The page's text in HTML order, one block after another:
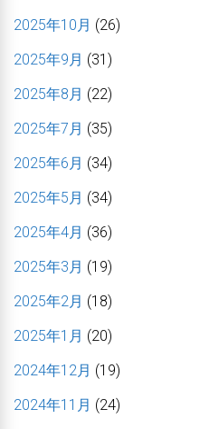
2025年10月 (26)
2025年9月 (31)
2025年8月 (22)
2025年7月 (35)
2025年6月 (34)
2025年5月 (34)
2025年4月 (36)
2025年3月 (19)
2025年2月 (18)
2025年1月 (20)
2024年12月 (19)
2024年11月 (24)